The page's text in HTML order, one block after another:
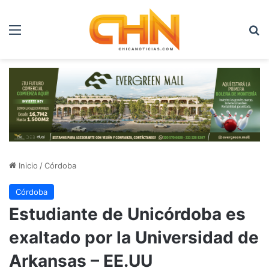
Menú
Inicio /Córdoba
Córdoba
Estudiante de Unicórdoba es
exaltado por la Universidad de
Arkansas – EE.UU